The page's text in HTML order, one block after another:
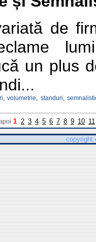
de
un plus
,volumetrie, standuri,
1 2 3 4 5 6 7 8 9 10 11
copyright